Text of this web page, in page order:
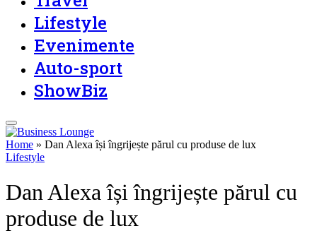
Lifestyle
Evenimente
Auto-sport
ShowBiz
Home » Dan Alexa își îngrijește părul cu produse de lux
Lifestyle
Dan Alexa își îngrijește părul cu
produse de lux